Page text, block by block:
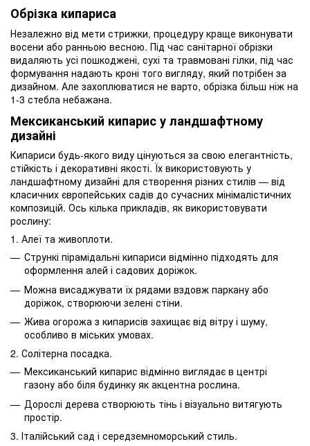
Обрізка кипариса
Незалежно від мети стрижки, процедуру краще виконувати
восени або ранньою весною. Під час санітарної обрізки
видаляють усі пошкоджені, сухі та травмовані гілки, під час
формування надають кроні того вигляду, який потрібен за
дизайном. Але захоплюватися не варто, обрізка більш ніж на
1-3 стебла небажана.
Мексиканський кипарис у ландшафтному
дизайні
Кипариси будь-якого виду цінуються за свою елегантність,
стійкість і декоративні якості. Їх використовують у
ландшафтному дизайні для створення різних стилів — від
класичних європейських садів до сучасних мінімалістичних
композицій. Ось кілька прикладів, як використовувати
рослину:
1. Алеї та живоплоти.
Стрункі пірамідальні кипариси відмінно підходять для
оформлення алей і садових доріжок.
Можна висаджувати їх рядами вздовж паркану або
доріжок, створюючи зелені стіни.
Жива огорожа з кипарисів захищає від вітру і шуму,
особливо в міських умовах.
2. Солітерна посадка.
Мексиканський кипарис відмінно виглядає в центрі
газону або біля будинку як акцентна рослина.
Дорослі дерева створюють тінь і візуально витягують
простір.
3. Італійський сад і середземноморський стиль.